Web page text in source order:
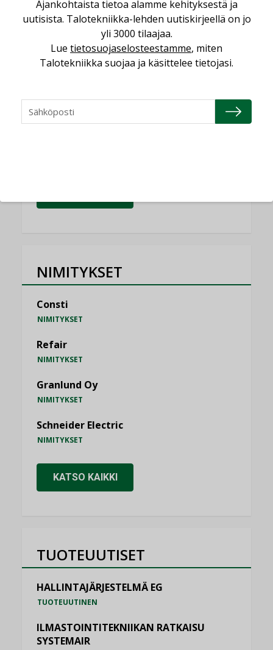
Yli miljoona kotia on vailla toimivaa
ilmanvaihtoa
KOLUMNI
KOLUMNI
Vesi- ja viemärimitoittaminen on
NIMITYKSET
Consti
NIMITYKSET
Refair
NIMITYKSET
Granlund Oy
NIMITYKSET
Schneider Electric
NIMITYKSET
KATSO KAIKKI
TUOTEUUTISET
HALLINTAJÄRJESTELMÄ EG
TUOTEUUTINEN
ILMASTOINTITEKNIIKAN RATKAISU
SYSTEMAIR
Ajankohtaista tietoa alamme kehityksestä ja
uutisista. Talotekniikka-lehden uutiskirjeellä on jo
yli 3000 tilaajaa.
Lue tietosuojaselosteestamme, miten
Talotekniikka suojaa ja käsittelee tietojasi.